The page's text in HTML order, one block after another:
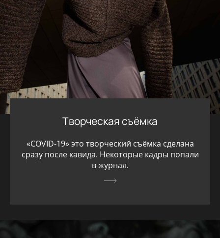
Творческая съёмка
«COVID-19» это творческий съёмка сделана
сразу после кавида. Некоторые кадры попали
в журнал.